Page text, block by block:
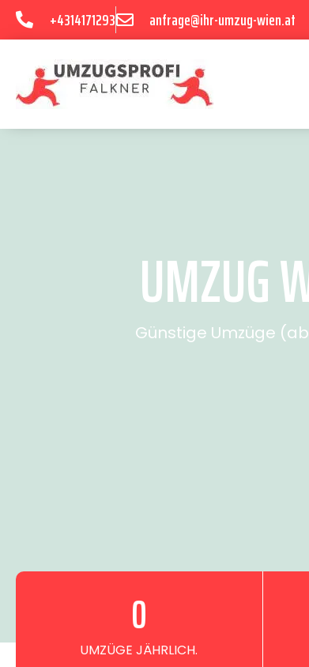
+4314171293 anfrage@ihr-umzug-wien.at
UMZUG
Günstige Umzüge
UMZÜGE JÄHRLICH.
0